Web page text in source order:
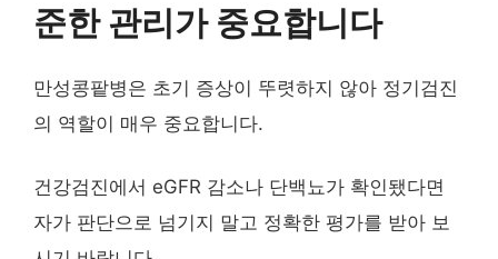
준한 관리가 중요합니다
만성콩팥병은 초기 증상이 뚜렷하지 않아 정기검진
의 역할이 매우 중요합니다.
건강검진에서 eGFR 감소나 단백뇨가 확인됐다면
자가 판단으로 넘기지 말고 정확한 평가를 받아 보